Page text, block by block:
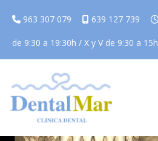
963 307 079 639 127 739
de 9:30 a 19:30h / X y V de 9:30 a 15h